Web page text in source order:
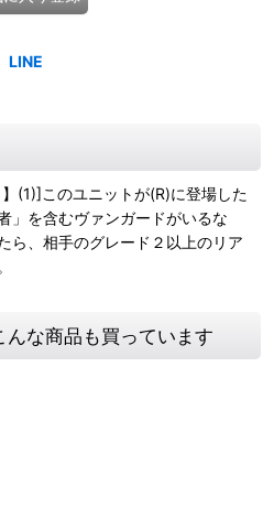
(1)]このユニットが(R)に登場した
」を含むヴァンガードがいるな
ら、相手のグレード２以上のリア
な商品も買っています